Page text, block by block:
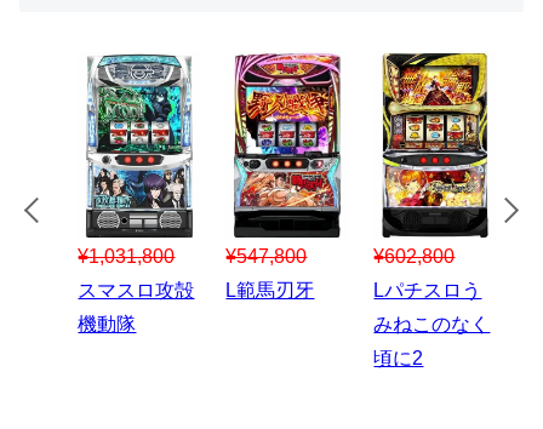
¥602,800
Lパチスロう
みねこのなく
¥547,800
スマスロハナ
¥150,000
スマスロ秘宝
伝